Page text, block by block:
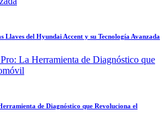
Llaves del Hyundai Accent y su Tecnología Avanzada
de Diagnóstico que Revoluciona el